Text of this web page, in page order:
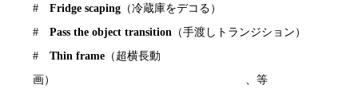
#Fridge scaping （冷蔵庫をデコる）
#Pass the object transition （手渡しトランジション）
#Thin frame （超横長動
画） 、等